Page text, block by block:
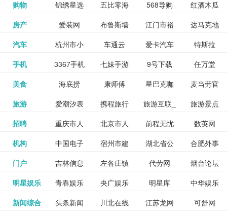
电影电视
剧，顺便
打分、写
味，豆瓣
电影会推
荐好电影
给你。
辅助神器 网站
完结txt小
说-书本网
愿填报系 育网
试信息网
博览 信息网
中国科学
院
更多>>
购物 锦绣星选
海淘
五比零海
淘网
568导购
网
红酒木瓜
靓汤官网
淘宝 更多>>
房产 爱装网 布鲁斯墙
纸
江门市裕
华墙纸
达马克地
产
格莱美墙
纸
更多>>
汽车 杭州市小
客车总量
调控管理
车通云 爱卡汽车
导购
特斯拉
百度有驾
网
更多>>
手机 3367手机
游戏
七妹手游 9号下载
任万堂
游戏邦
更多>>
美食 海底捞 康师傅 星巴克咖
啡
麦当劳官
网
心食谱网 更多>>
旅游 爱潮汐表 携程旅行
网
旅游互联_
景点门票
预订
旅游景点
点评-猫途
鹰
北京旅游
网
更多>>
招聘 重庆市人
力资源和
社会保障
北京市人
力资源和
社会保障
前程无忧
招聘网
数英网
聘才网
更多>>
机构 中国电子
检验检疫
业务网
宿州市建
委网
湖北省公
管局
合肥外事
办
湖北省粮
食局
更多>>
门户 吉林信息
网
左各庄镇
论坛
代劳网
烟台论坛
腾讯充值
中心
更多>>
明星娱乐 青春娱乐
网
央广娱乐
网,
明星库 中华娱乐
网
网易娱乐 更多>>
新闻综合 头条新闻 川北在线 江苏龙网
可舒网